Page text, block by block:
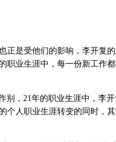
是受他们的影响，李开复
职业生涯中，每一份新工作
，21年的职业生涯中，李开
个人职业生涯转变的同时，